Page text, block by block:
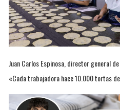
Juan Carlos Espinosa, director general
«Cada trabajadora hace 10.000 tortas